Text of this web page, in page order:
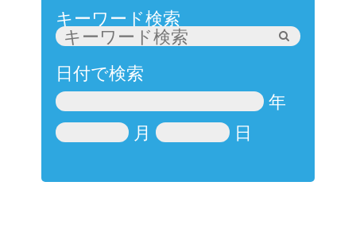
キーワード検索
日付で検索
年
月
日